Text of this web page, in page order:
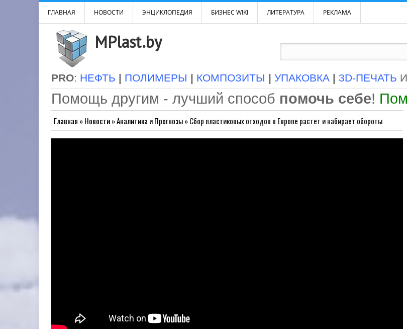
ГЛАВНАЯ НОВОСТИ ЭНЦИКЛОПЕДИЯ БИЗНЕС WIKI ЛИТЕРАТУРА РЕКЛАМА
MPlast.by
PRO: НЕФТЬ | ПОЛИМЕРЫ | КОМПОЗИТЫ | УПАКОВКА | 3D-ПЕЧАТЬ
Помощь другим - лучший способ помочь себе!
Главная »Новости»Аналитика и Прогнозы»Сбор пластиковых отходов в Европе растет и набирает обороты